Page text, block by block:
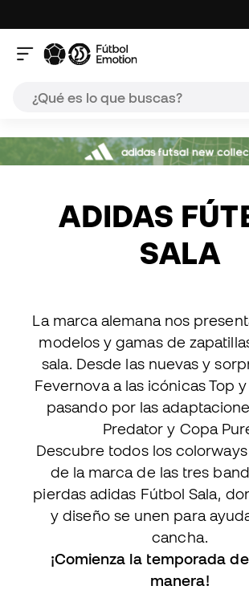
ADIDAS
SALA
La marca alemana nos
modelos y gamas de
sala. Desde las nuevas y
Fevernova a las icónicas Top
pasando por las
Predator y Copa
Descubre todos los
de la marca de las tres
pierdas adidas Fútbol Sala,
y diseño se unen para
cancha.
¡Comienza la temporada
manera!